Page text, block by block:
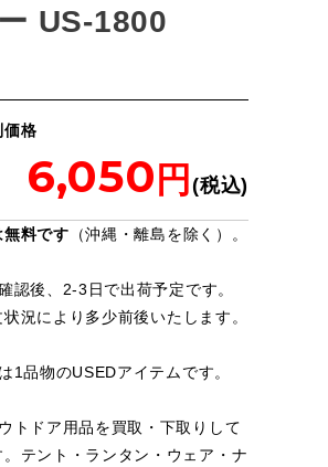
US-1800
価格
6,050
料です （沖縄・離島を除く）。
認後、2-3日で出荷予定です。
状況により多少前後いたします。
1品物のUSEDアイテムです。
トドア用品を買取・下取りして
。テント・ランタン・ウェア・ナ